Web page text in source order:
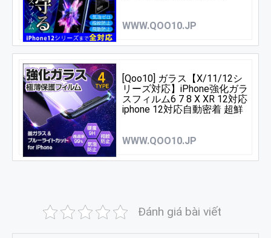
WWW.QOO10.JP
[Qoo10] ガラス【X/11/12シ
リーズ対応】iPhone強化ガラ
スフィルム6 7 8 X XR 12対応
iphone 12対応自動密着 超鮮
WWW.QOO10.JP
Đánh giá bài viết